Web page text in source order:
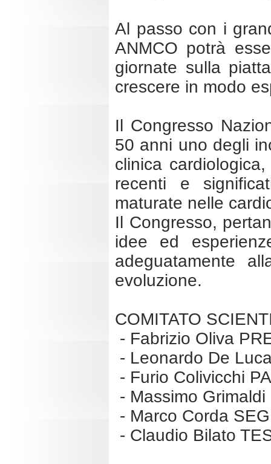
Al passo con i
ANMCO potrà
giornate sulla
crescere in modo
Il Congresso
50 anni uno degli
clinica
recenti e
maturate nelle
Il Congresso,
idee ed
adeguatamente
evoluzione.
COMITATO
- Fabrizio Oliva
- Leonardo De
- Furio Colivicchi
- Massimo
- Marco Corda
- Claudio Bilato